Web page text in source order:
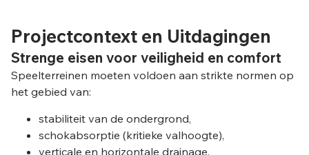
Projectcontext en Uitdagingen
Strenge eisen voor veiligheid en comfort
Speelterreinen moeten voldoen aan strikte normen op
het gebied van:
stabiliteit van de ondergrond,
schokabsorptie (kritieke valhoogte),
verticale en horizontale drainage,